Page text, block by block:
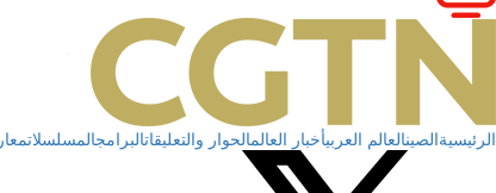
الرئيسيةالصينالعالم العربيأخبار العالمالحوار والتعليقاتالبرامجالمسلسلات